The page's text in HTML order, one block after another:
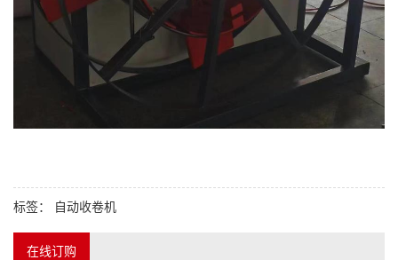
标签： 自动收卷机
在线订购